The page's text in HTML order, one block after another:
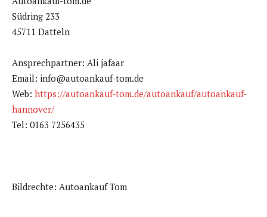
Südring 233
45711 Datteln
Ansprechpartner: Ali jafaar
Email: info@autoankauf-tom.de
Web: https://autoankauf-tom.de/autoankauf/autoankauf-
hannover/
Tel: 0163 7256435
Bildrechte: Autoankauf Tom